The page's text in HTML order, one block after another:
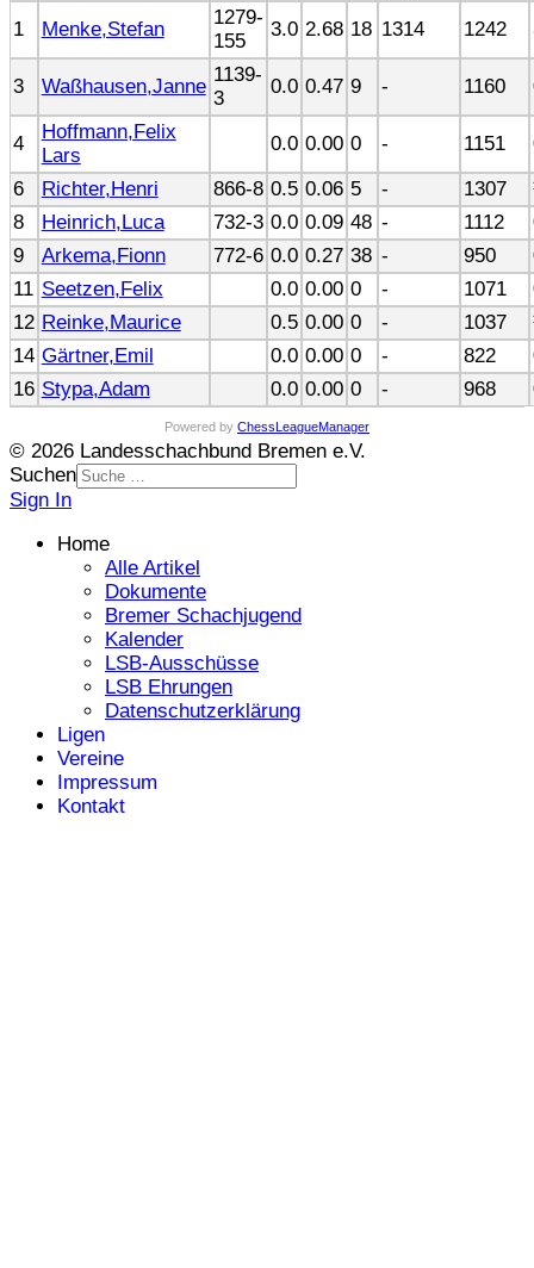
1 Menke,Stefan
1279-
155
3.0 2.68 18 1314 1242
3 Waßhausen,Janne
1139-
3
0.0 0.47 9 - 1160
4
Hoffmann,Felix
Lars
0.0 0.00 0 - 1151
6
Richter,Henri 866-8 0.5 0.06 5 - 1307
8
Heinrich,Luca 732-3 0.0 0.09 48 - 1112
9
Arkema,Fionn 772-6 0.0 0.27 38 - 950
11 Seetzen,Felix 0.0 0.00 0 - 1071
12 Reinke,Maurice 0.5 0.00 0 - 1037
14 Gärtner,Emil 0.0 0.00 0 - 822
16 Stypa,Adam 0.0 0.00 0 - 968
Powered by ChessLeagueManager
© 2026 Landesschachbund Bremen e.V.
Suchen
Sign In
Home
Alle Artikel
Dokumente
Bremer Schachjugend
Kalender
LSB-Ausschüsse
LSB Ehrungen
Datenschutzerklärung
Ligen
Vereine
Impressum
Kontakt